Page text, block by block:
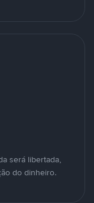
será libertada,
do dinheiro.